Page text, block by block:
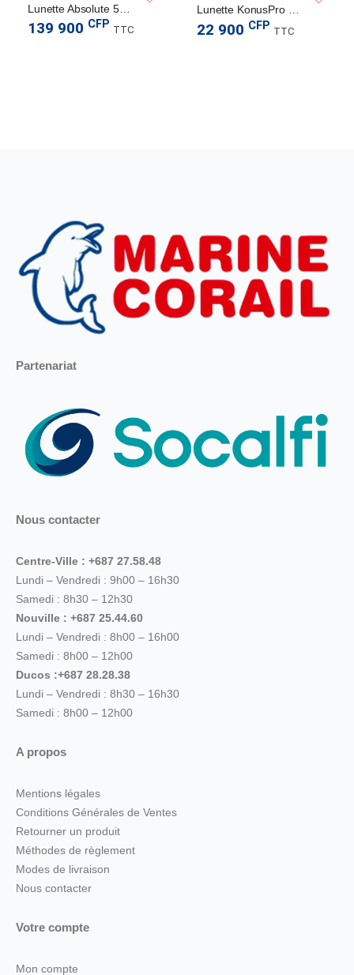
Lunette Absolute 5x-40×56 zoom
139 900 CFP TTC 22 900 CFP TTC
Partenariat
Nous contacter
Centre-Ville : +687 27.58.48
Lundi – Vendredi : 9h00 – 16h30
Samedi : 8h30 – 12h30
Nouville : +687 25.44.60
Lundi – Vendredi : 8h00 – 16h00
Samedi : 8h00 – 12h00
Ducos :+687 28.28.38
Lundi – Vendredi : 8h30 – 16h30
Samedi : 8h00 – 12h00
A propos
Mentions légales
Conditions Générales de Ventes
Retourner un produit
Méthodes de règlement
Modes de livraison
Nous contacter
Votre compte
Mon compte